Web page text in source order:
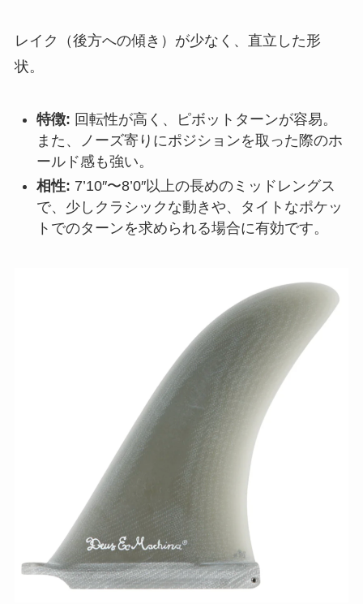
レイク（後方への傾き）が少なく、直立した形
状。
特徴: 回転性が高く、ピボットターンが容易。
また、ノーズ寄りにポジションを取った際のホ
ールド感も強い。
相性: 7’10″〜8’0″以上の長めのミッドレングス
で、少しクラシックな動きや、タイトなポケッ
トでのターンを求められる場合に有効です。